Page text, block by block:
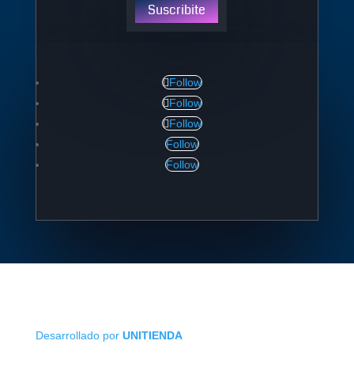
Suscribite
Follow
Follow
Follow
Follow
Follow
Desarrollado por UNITIENDA